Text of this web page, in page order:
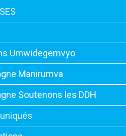
Umwidegemvyo
Manirumva
Soutenons les DDH